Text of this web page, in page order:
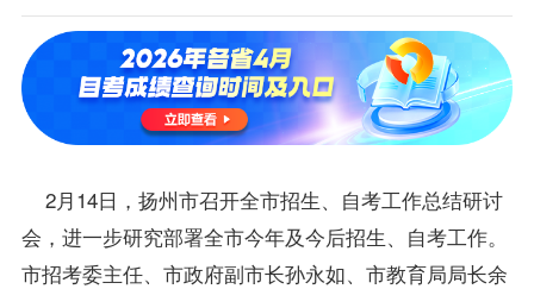
2月14日，扬州市召开全市招生、自考工作总结研讨
会，进一步研究部署全市今年及今后招生、自考工作。
市招考委主任、市政府副市长孙永如、市教育局局长余